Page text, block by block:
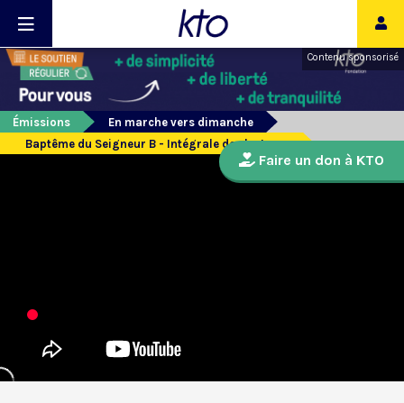
Contenu sponsorisé
Émissions
En marche vers dimanche
Baptême du Seigneur B - Intégrale des lectures
Faire un don à KTO